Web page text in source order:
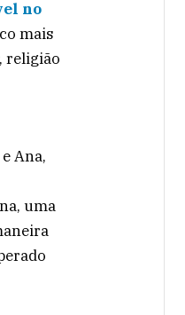
no
mais
religião
Ana,
uma